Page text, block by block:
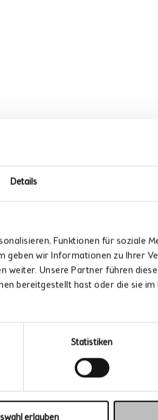
Details
Funktionen für soziale
geben wir Informationen zu Ihrer
weiter. Unsere Partner führen
bereitgestellt hast oder die sie im
Statistiken